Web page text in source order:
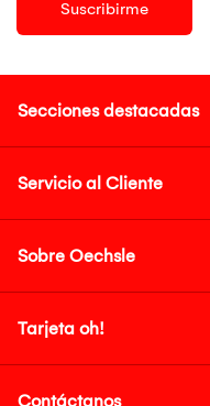
Suscribirme
Secciones destacadas
Servicio al Cliente
Sobre Oechsle
Tarjeta oh!
Contáctanos